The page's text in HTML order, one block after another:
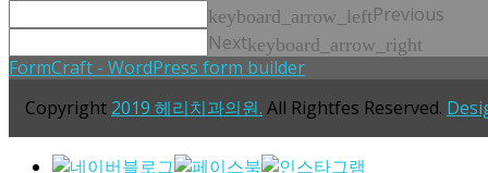
keyboard_arrow_leftPrevious
Nextkeyboard_arrow_right
FormCraft - WordPress form builder
Copyright 2019 헤리치과의원. All Rightfes Reserved.